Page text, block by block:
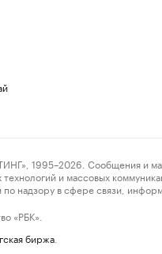
Сообщения и
и массовых
надзору в сфере связи,
«РБК».
биржа